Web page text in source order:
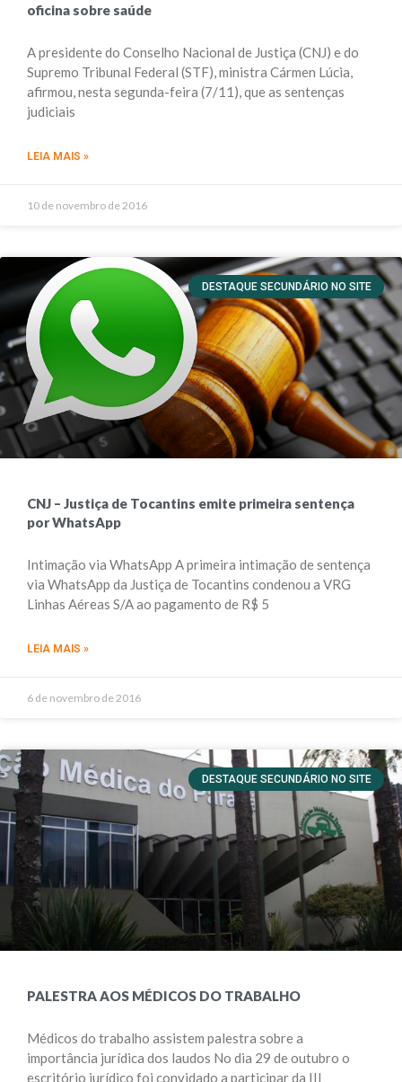
oficina sobre saúde
A presidente do Conselho Nacional de Justiça (CNJ) e do
Supremo Tribunal Federal (STF), ministra Cármen Lúcia,
afirmou, nesta segunda-feira (7/11), que as sentenças
judiciais
LEIA MAIS »
10 de novembro de 2016
DESTAQUE SECUNDÁRIO NO SITE
CNJ – Justiça de Tocantins emite primeira sentença
por WhatsApp
Intimação via WhatsApp A primeira intimação de sentença
via WhatsApp da Justiça de Tocantins condenou a VRG
Linhas Aéreas S/A ao pagamento de R$ 5
LEIA MAIS »
6 de novembro de 2016
DESTAQUE SECUNDÁRIO NO SITE
PALESTRA AOS MÉDICOS DO TRABALHO
Médicos do trabalho assistem palestra sobre a
importância jurídica dos laudos No dia 29 de outubro o
escritório jurídico foi convidado a participar da III